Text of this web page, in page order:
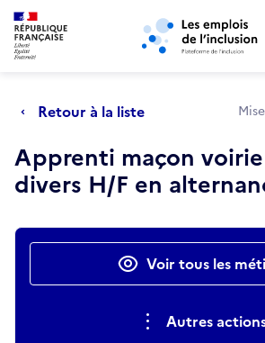
Aller au menu principal Aller au contenu
Retour à la liste
Apprenti maçon
divers H/F en
Actions rapidesVoir tous les
Autres
Retour au début de la page
Panneau de gestion des cookies